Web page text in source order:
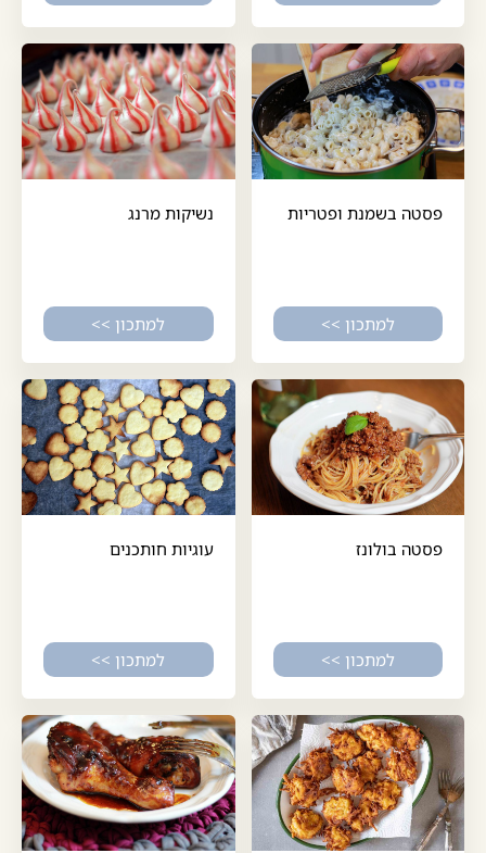
פסטה בשמנת ופטריות
למתכון >>
נשיקות מרנג
למתכון >>
פסטה בולונז
למתכון >>
עוגיות חותכנים
למתכון >>